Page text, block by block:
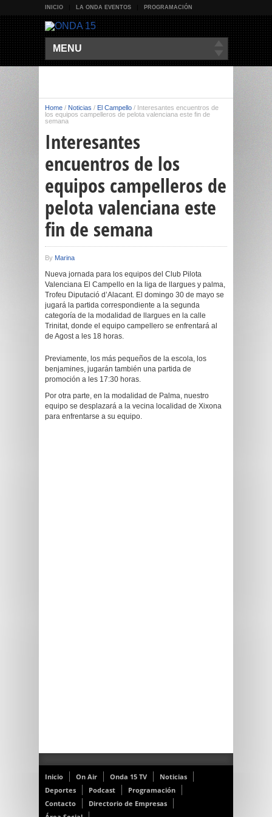
INICIO LA ONDA EVENTOS PROGRAMACIÓN
MENU
Home / Noticias / El Campello / Interesantes encuentros de
los equipos campelleros de pelota valenciana este fin de
semana
Interesantes
encuentros de los
equipos campelleros de
pelota valenciana este
fin de semana
By Marina
Nueva jornada para los equipos del Club Pilota
Valenciana El Campello en la liga de llargues y palma,
Trofeu Diputació d’Alacant. El domingo 30 de mayo se
jugará la partida correspondiente a la segunda
categoría de la modalidad de llargues en la calle
Trinitat, donde el equipo campellero se enfrentará al
de Agost a les 18 horas.
Previamente, los más pequeños de la escola, los
benjamines, jugarán también una partida de
promoción a les 17:30 horas.
Por otra parte, en la modalidad de Palma, nuestro
equipo se desplazará a la vecina localidad de Xixona
para enfrentarse a su equipo.
Inicio On Air Onda 15 TV
Noticias
Deportes
Podcast
Programación
Contacto
Directorio de Empresas